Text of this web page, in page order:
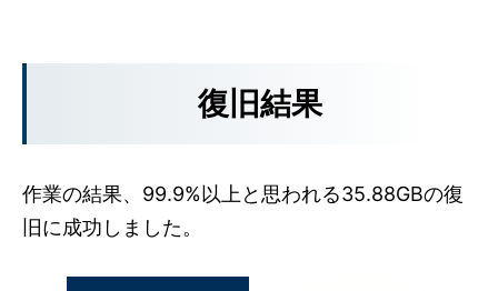
復旧結果
作業の結果、99.9%以上と思われる35.88GBの復
旧に成功しました。